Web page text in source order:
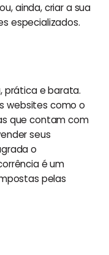
ainda, criar a sua
especializados.
prática e barata.
websites como o
que contam com
seus
o
é um
pelas